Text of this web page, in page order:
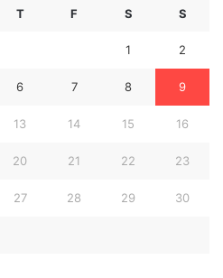
T F S S
1 2
6 7 8 9
13 14 15 16
20 21 22 23
27 28 29 30